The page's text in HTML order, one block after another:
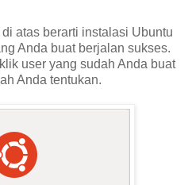
atas berarti instalasi Ubuntu
Anda buat berjalan sukses.
user yang sudah Anda buat
Anda tentukan.